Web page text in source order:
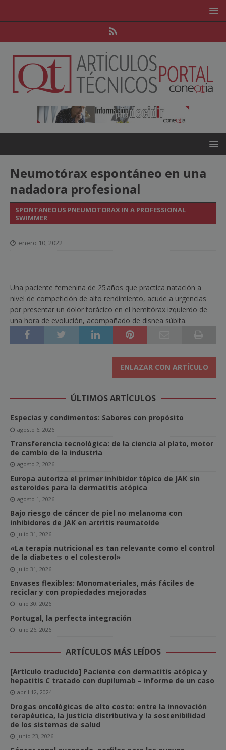
Neumotórax espontáneo en una
nadadora profesional
SPONTANEOUS PNEUMOTORAX IN A PROFESSIONAL
SWIMMER
enero 10, 2022
Una paciente femenina de 25 años que practica natación a
nivel de competición de alto rendimiento, acude a urgencias
por presentar un dolor torácico en el hemitórax izquierdo de
una hora de evolución, acompañado de disnea súbita.
ENLAZAR CON ARTÍCULO
ÚLTIMOS ARTÍCULOS
Especias y condimentos: Sabores con propósito
agosto 6, 2026
Transferencia tecnológica: de la ciencia al plato, motor
de cambio de la industria
agosto 2, 2026
Europa autoriza el primer inhibidor tópico de JAK sin
esteroides para la dermatitis atópica
agosto 1, 2026
Bajo riesgo de cáncer de piel no melanoma con
inhibidores de JAK en artritis reumatoide
julio 31, 2026
«La terapia nutricional es tan relevante como el control
de la diabetes o el colesterol»
julio 31, 2026
Envases flexibles: Monomateriales, más fáciles de
reciclar y con propiedades mejoradas
julio 30, 2026
Portugal, la perfecta integración
julio 26, 2026
ARTÍCULOS MÁS LEÍDOS
[Artículo traducido] Paciente con dermatitis atópica y
hepatitis C tratado con dupilumab – informe de un caso
abril 12, 2024
Drogas oncológicas de alto costo: entre la innovación
terapéutica, la justicia distributiva y la sostenibilidad
de los sistemas de salud
junio 23, 2026